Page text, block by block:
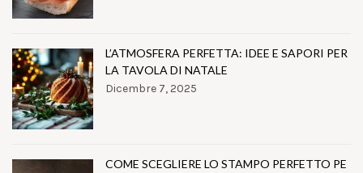
L’ATMOSFERA PERFETTA: IDEE E SAPORI PER
LA TAVOLA DI NATALE
Dicembre 7, 2025
COME SCEGLIERE LO STAMPO PERFETTO PE